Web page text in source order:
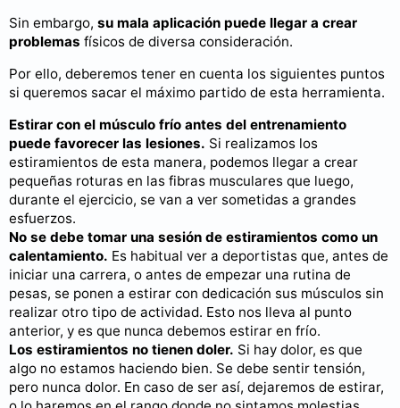
Sin embargo, su mala aplicación puede llegar a crear
problemas físicos de diversa consideración.
Por ello, deberemos tener en cuenta los siguientes puntos
si queremos sacar el máximo partido de esta herramienta.
Estirar con el músculo frío antes del entrenamiento
puede favorecer las lesiones. Si realizamos los
estiramientos de esta manera, podemos llegar a crear
pequeñas roturas en las fibras musculares que luego,
durante el ejercicio, se van a ver sometidas a grandes
esfuerzos.
No se debe tomar una sesión de estiramientos como un
calentamiento. Es habitual ver a deportistas que, antes de
iniciar una carrera, o antes de empezar una rutina de
pesas, se ponen a estirar con dedicación sus músculos sin
realizar otro tipo de actividad. Esto nos lleva al punto
anterior, y es que nunca debemos estirar en frío.
Los estiramientos no tienen doler. Si hay dolor, es que
algo no estamos haciendo bien. Se debe sentir tensión,
pero nunca dolor. En caso de ser así, dejaremos de estirar,